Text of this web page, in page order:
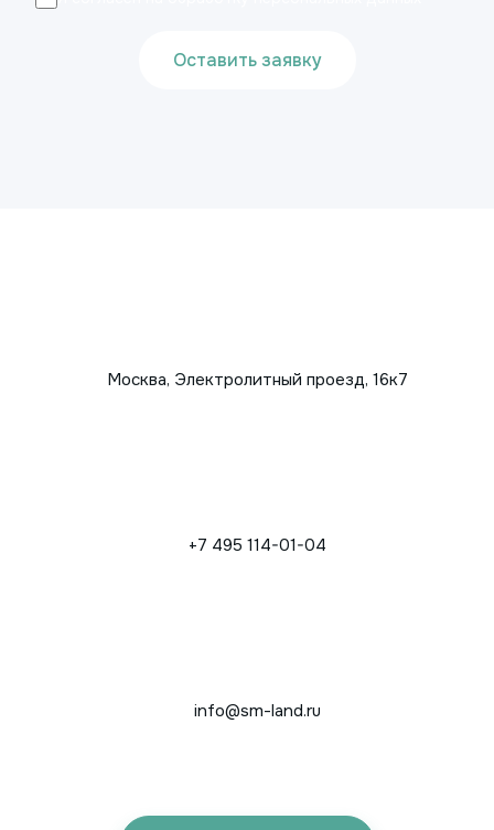
Оставить заявку
Москва, Электролитный проезд, 16к7
+7 495 114-01-04
info@sm-land.ru